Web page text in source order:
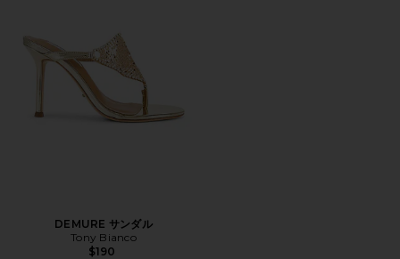
DEMURE サンダル
Tony Bianco
$190